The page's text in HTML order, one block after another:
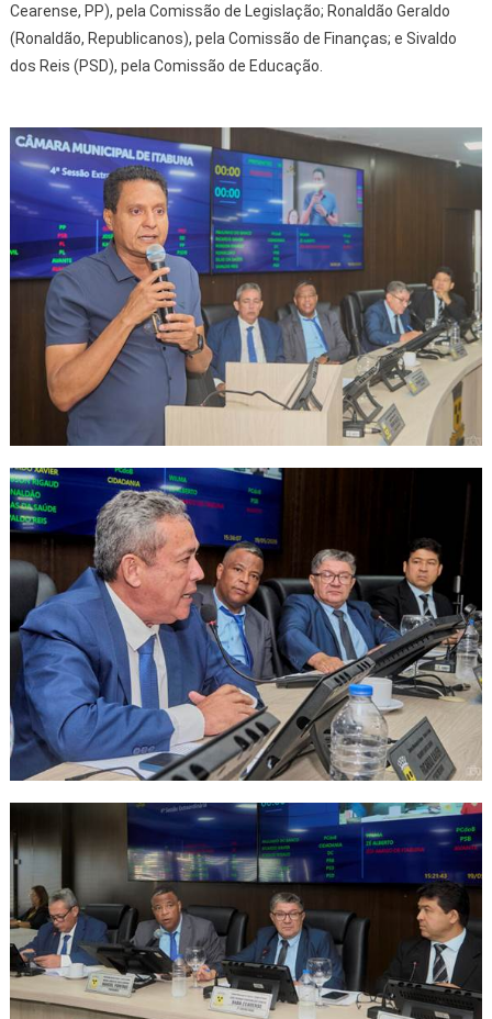
Cearense, PP), pela Comissão de Legislação; Ronaldão Geraldo
(Ronaldão, Republicanos), pela Comissão de Finanças; e Sivaldo
dos Reis (PSD), pela Comissão de Educação.